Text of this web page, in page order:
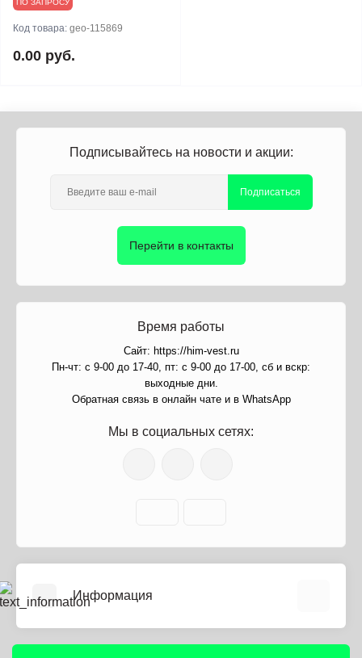
ПО ЗАПРОСУ
Код товара: geo-115869
0.00 руб.
Подписывайтесь на новости и акции:
Подписаться
Перейти в контакты
Время работы
Сайт: https://him-vest.ru
Пн-чт: с 9-00 до 17-40, пт: с 9-00 до 17-00, сб и вскр:
выходные дни.
Обратная связь в онлайн чате и в WhatsApp
Мы в социальных сетях:
Информация